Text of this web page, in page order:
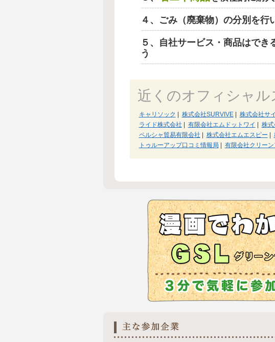
４、ごみ（廃棄物）の分別を行
５、自社サービス・商品はでき
う
近くのオフィシャル
キャリソック 株式会社SURVIVE| 株式会社サ
ライド株式会社
有限会社エムドットワイ 株
ペルシャ貿易有限会社
株式会社エムエスピー
トゥルーアップ口コミ情報局
有限会社クリー